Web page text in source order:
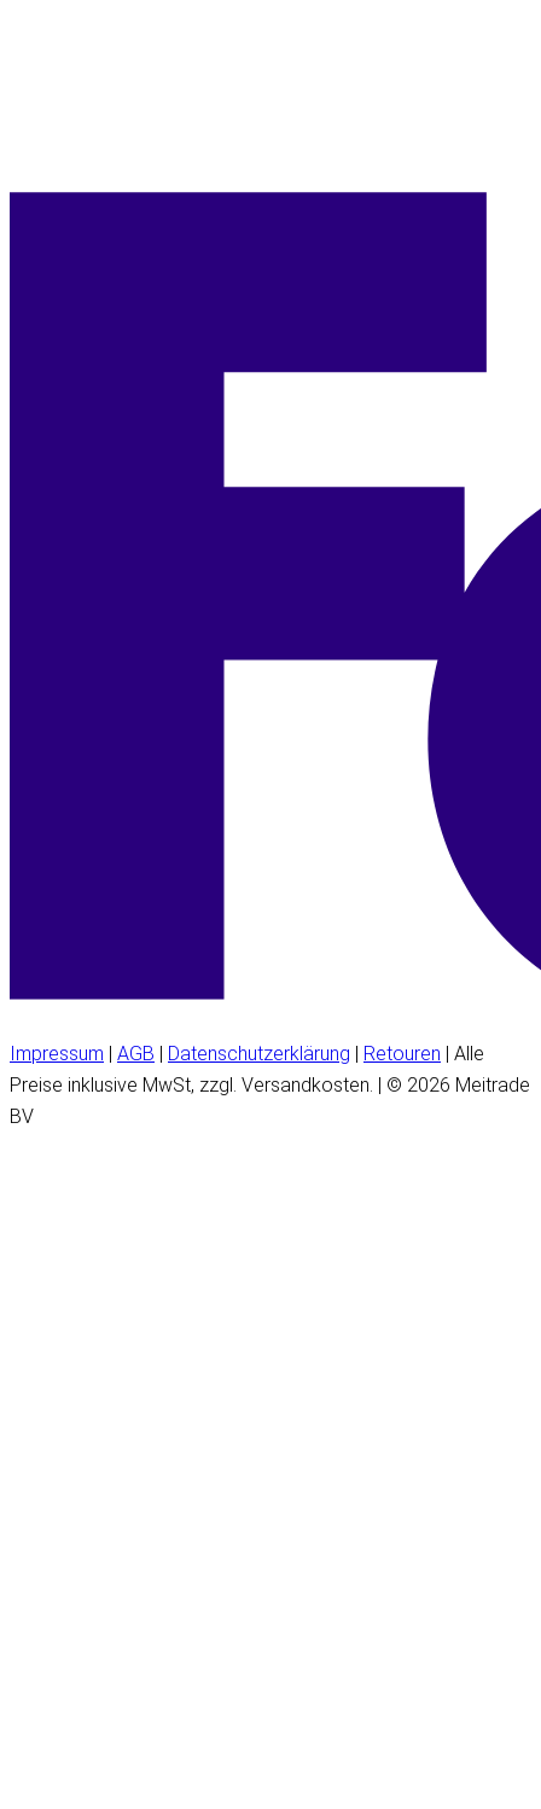
Impressum AGB Datenschutzerklärung Retouren | Alle
Preise inklusive MwSt, zzgl. Versandkosten. | © 2026 Meitrade
BV